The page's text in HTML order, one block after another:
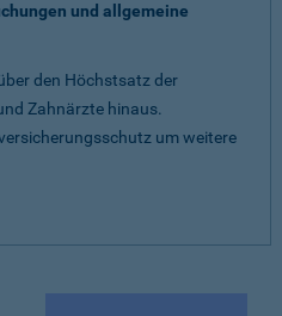
und allgemeine
den Höchstsatz der
Zahnärzte hinaus.
um weitere